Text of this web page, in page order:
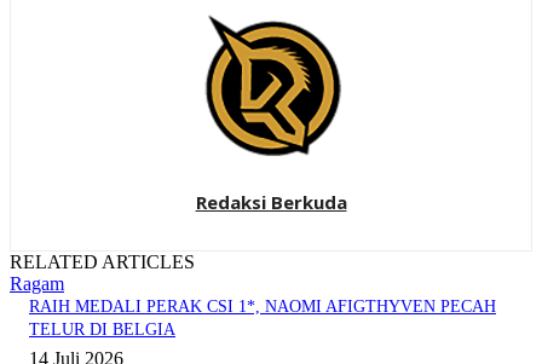
Redaksi Berkuda
RELATED ARTICLES
Ragam
RAIH MEDALI PERAK CSI 1*, NAOMI AFIGTHYVEN PECAH
TELUR DI BELGIA
14 Juli 2026